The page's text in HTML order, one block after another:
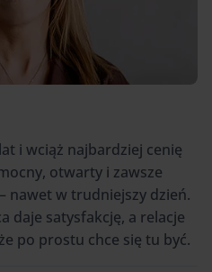
i wciąż najbardziej cenię
otwarty i zawsze
nawet w trudniejszy dzień.
daje satysfakcję, a relacje
po prostu chce się tu być.